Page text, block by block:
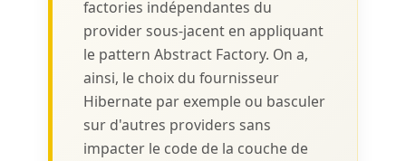
factories indépendantes du
provider sous-jacent en appliquant
le pattern Abstract Factory. On a,
ainsi, le choix du fournisseur
Hibernate par exemple ou basculer
sur d'autres providers sans
impacter le code de la couche de